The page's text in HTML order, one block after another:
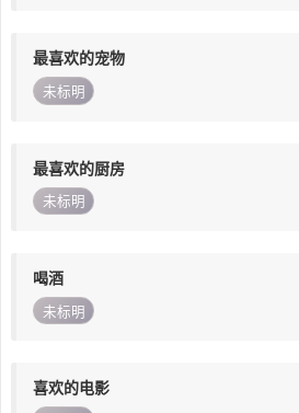
最喜欢的宠物
未标明
最喜欢的厨房
未标明
喝酒
未标明
喜欢的电影